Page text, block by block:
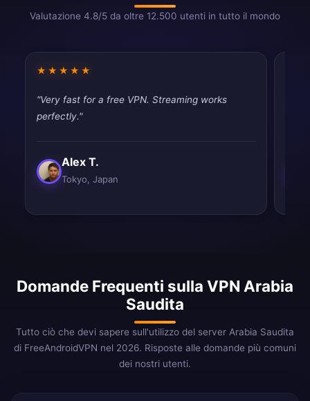
Valutazione 4.8/5 da oltre 12.500 utenti in tutto il mondo
★★★★★
"Very fast for a free VPN. Streaming works
perfectly."
Alex T.
Tokyo, Japan
Domande Frequenti sulla VPN Arabia
Saudita
Tutto ciò che devi sapere sull'utilizzo del server Arabia Saudita
di FreeAndroidVPN nel 2026. Risposte alle domande più comuni
dei nostri utenti.